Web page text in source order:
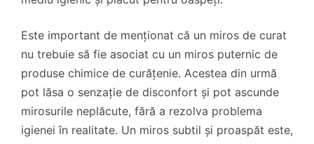
Este important de menționat că un miros de curat
nu trebuie să fie asociat cu un miros puternic de
produse chimice de curățenie. Acestea din urmă
pot lăsa o senzație de disconfort și pot ascunde
mirosurile neplăcute, fără a rezolva problema
igienei în realitate. Un miros subtil și proaspăt este,